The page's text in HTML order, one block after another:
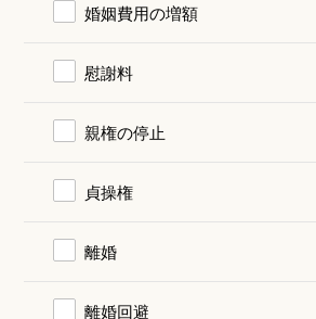
婚姻費用の増額
慰謝料
親権の停止
貞操権
離婚
離婚回避